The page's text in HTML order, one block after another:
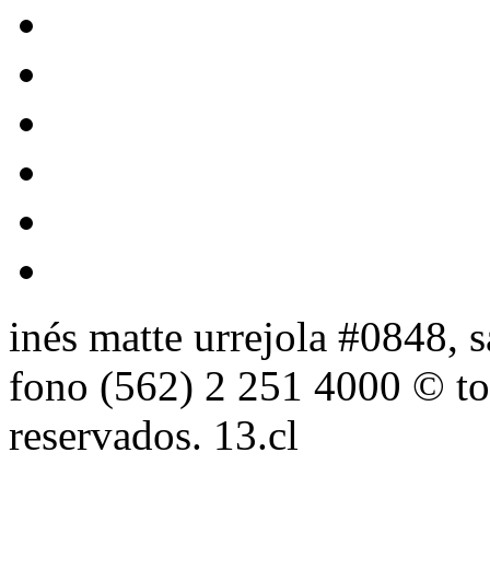
inés matte urrejola #0848,
fono (562) 2 251 4000 ©
reservados. 13.cl